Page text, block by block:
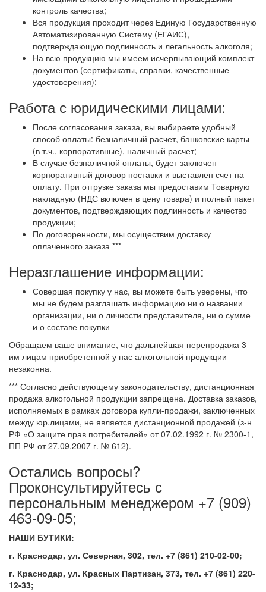
контроль качества;
Вся продукция проходит через Единую Государственную
Автоматизированную Систему (ЕГАИС),
подтверждающую подлинность и легальность алкоголя;
На всю продукцию мы имеем исчерпывающий комплект
документов (сертификаты, справки, качественные
удостоверения);
Работа с юридическими лицами:
После согласования заказа, вы выбираете удобный
способ оплаты: безналичный расчет, банковские карты
(в т.ч., корпоративные), наличный расчет;
В случае безналичной оплаты, будет заключен
корпоративный договор поставки и выставлен счет на
оплату. При отгрузке заказа мы предоставим Товарную
накладную (НДС включен в цену товара) и полный пакет
документов, подтверждающих подлинность и качество
продукции;
По договоренности, мы осуществим доставку
оплаченного заказа ***
Неразглашение информации:
Совершая покупку у нас, вы можете быть уверены, что
мы не будем разглашать информацию ни о названии
организации, ни о личности представителя, ни о сумме
и о составе покупки
Обращаем ваше внимание, что дальнейшая перепродажа 3-
им лицам приобретенной у нас алкогольной продукции –
незаконна.
*** Согласно действующему законодательству, дистанционная
продажа алкогольной продукции запрещена. Доставка заказов,
исполняемых в рамках договора купли-продажи, заключенных
между юр.лицами, не является дистанционной продажей (з-н
РФ «О защите прав потребителей» от 07.02.1992 г. № 2300-1,
ПП РФ от 27.09.2007 г. № 612).
Остались вопросы?
Проконсультируйтесь с
персональным менеджером +7 (909)
463-09-05;
НАШИ БУТИКИ:
г. Краснодар, ул. Северная, 302, тел. +7 (861) 210-02-00;
г. Краснодар, ул. Красных Партизан, 373, тел. +7 (861) 220-
12-33;